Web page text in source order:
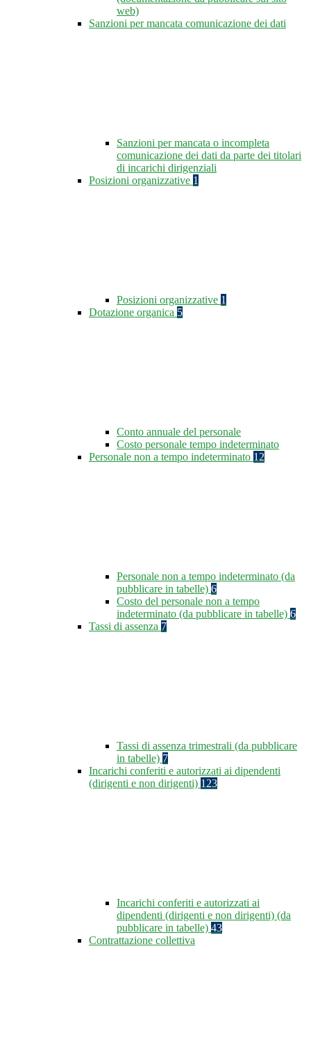
web)
Sanzioni per mancata comunicazione dei dati
Sanzioni per mancata o incompleta
comunicazione dei dati da parte dei titolari
di incarichi dirigenziali
Posizioni organizzative 1
Posizioni organizzative 1
Dotazione organica 5
Conto annuale del personale
Costo personale tempo indeterminato
Personale non a tempo indeterminato 12
Personale non a tempo indeterminato (da
pubblicare in tabelle) 6
Costo del personale non a tempo
indeterminato (da pubblicare in tabelle) 6
Tassi di assenza 7
Tassi di assenza trimestrali (da pubblicare
in tabelle) 7
Incarichi conferiti e autorizzati ai dipendenti
(dirigenti e non dirigenti) 123
Incarichi conferiti e autorizzati ai
dipendenti (dirigenti e non dirigenti) (da
pubblicare in tabelle) 43
Contrattazione collettiva